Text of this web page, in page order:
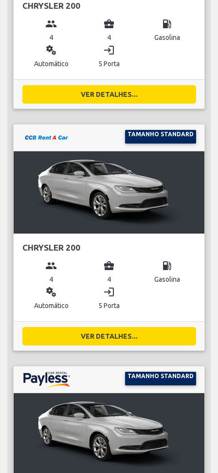
CHRYSLER 200
group
4
business_center
4
local_gas_station
Gasolina
miscellaneous_services
Automático
login
5 Porta
VER DETALHES...
TAMANHO STANDARD
CHRYSLER 200
group
4
business_center
4
local_gas_station
Gasolina
miscellaneous_services
Automático
login
5 Porta
VER DETALHES...
TAMANHO STANDARD